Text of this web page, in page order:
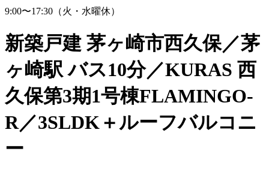
9:00〜17:30（火・水曜休）
新築戸建 茅ヶ崎市西久保／茅
ヶ崎駅 バス10分／KURAS 西
久保第3期1号棟FLAMINGO-
R／3SLDK＋ルーフバルコニ
ー